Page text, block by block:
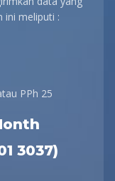
ini meliputi :
PPh 25
3037)